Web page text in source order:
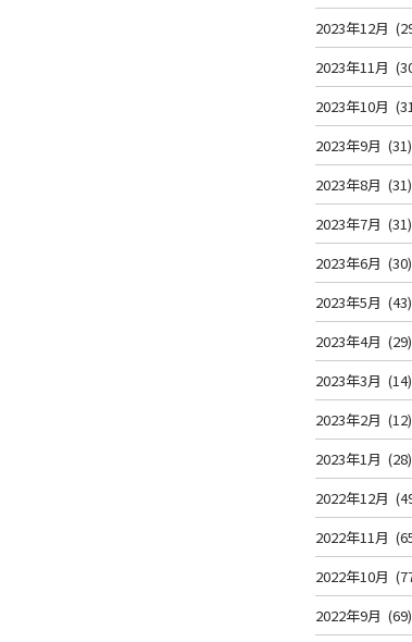
2023年12月
2023年11月
2023年10月
2023年9月 (31)
2023年8月 (31)
2023年7月 (31)
2023年6月 (30)
2023年5月 (43)
2023年4月 (29)
2023年3月 (14)
2023年2月 (12)
2023年1月 (28)
2022年12月
2022年11月
2022年10月
2022年9月 (69)